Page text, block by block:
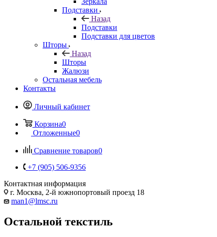
Подставки
Назад
Подставки
Подставки для цветов
Шторы
Назад
Шторы
Жалюзи
Остальная мебель
Контакты
Личный кабинет
Корзина0
Отложенные0
Сравнение товаров0
+7 (905) 506-9356
Контактная информация
г. Москва, 2-й южнопортовый проезд 18
man1@lmsc.ru
Остальной текстиль